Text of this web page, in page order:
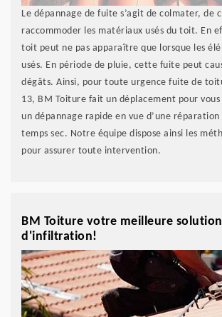
Le dépannage de fuite s’agit de colmater, de
raccommoder les matériaux usés du toit. En
toit peut ne pas apparaître que lorsque les
usés. En période de pluie, cette fuite peut
dégâts. Ainsi, pour toute urgence fuite de
13, BM Toiture fait un déplacement pour vous
un dépannage rapide en vue d’une
temps sec. Notre équipe dispose ainsi les
pour assurer toute intervention.
BM Toiture votre meilleure
d'infiltration!